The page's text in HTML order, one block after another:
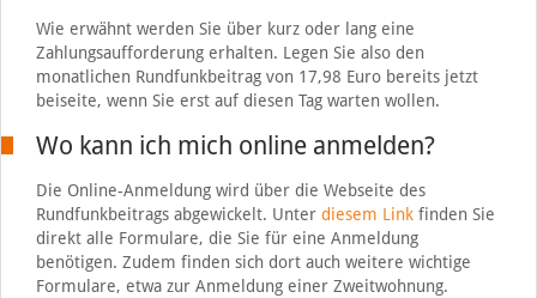
Wie erwähnt werden Sie über kurz oder lang eine
Zahlungsaufforderung erhalten. Legen Sie also den
monatlichen Rundfunkbeitrag von 17,98 Euro bereits jetzt
beiseite, wenn Sie erst auf diesen Tag warten wollen.
Wo kann ich mich online anmelden?
Die Online-Anmeldung wird über die Webseite des
Rundfunkbeitrags abgewickelt. Unter diesem Linkfinden Sie
direkt alle Formulare, die Sie für eine Anmeldung
benötigen. Zudem finden sich dort auch weitere wichtige
Formulare, etwa zur Anmeldung einer Zweitwohnung.